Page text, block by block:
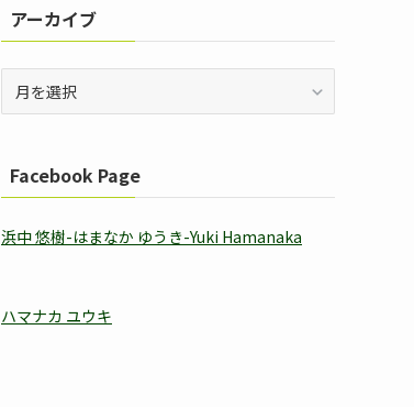
アーカイブ
ブFacebook Page
浜中 悠樹-はまなか ゆうき-Yuki Hamanaka
ハマナカ ユウキ